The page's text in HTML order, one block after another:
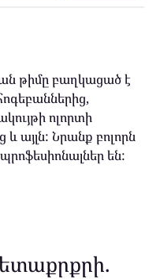
թիմը բաղկացած է
ոլորտի
այլն: Նրանք բոլորն
են: